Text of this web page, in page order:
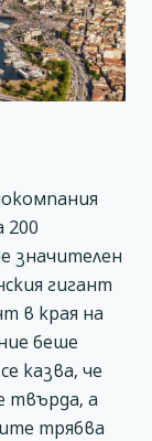
200
значителен
гигант
в края на
беше
казва, че
твърда, а
трябва